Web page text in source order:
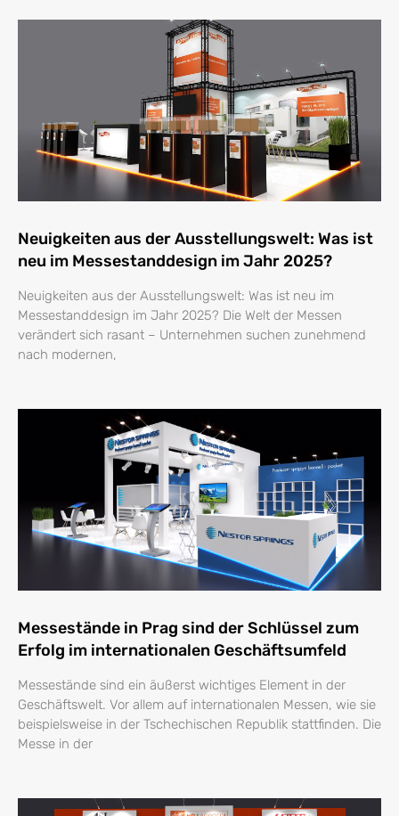
Neuigkeiten aus der Ausstellungswelt: Was ist
neu im Messestanddesign im Jahr 2025?
Neuigkeiten aus der Ausstellungswelt: Was ist neu im
Messestanddesign im Jahr 2025? Die Welt der Messen
verändert sich rasant – Unternehmen suchen zunehmend
nach modernen,
Messestände in Prag sind der Schlüssel zum
Erfolg im internationalen Geschäftsumfeld
Messestände sind ein äußerst wichtiges Element in der
Geschäftswelt. Vor allem auf internationalen Messen, wie sie
beispielsweise in der Tschechischen Republik stattfinden. Die
Messe in der